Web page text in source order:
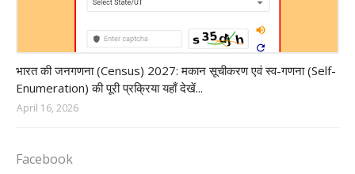
भारत की जनगणना (Census) 2027: मकान सूचीकरण एवं स्व-गणना (Self-
Enumeration) की पूरी प्रक्रिया यहाँ देखें...
April 16, 2026
Facebook